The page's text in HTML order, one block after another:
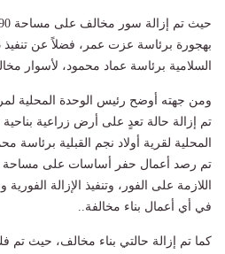
السلامية برئاسة عماد محمود، لأسوار
ومن جهته أوضح رئيس الوحدة المحلية
تم إزالة حالة تعدٍ على أرض زراعية
المحلية لقرية أولاد نجم القبلية
تم رصد أعمال حفر أساسات على مساحة
اللازمة على الفور، وتنفيذ الإزالة
في أي أعمال بناء مخالفة..
كما تم إزالة حالتي بناء مخالف، حيث تم